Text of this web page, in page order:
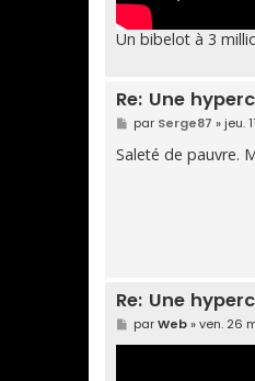
Un bibelot à 3
Re: Une
M
e
s
s
par Serge87 » jeu.
Saleté de pauvre.
Re: Une
M
e
parWeb»ven. 26